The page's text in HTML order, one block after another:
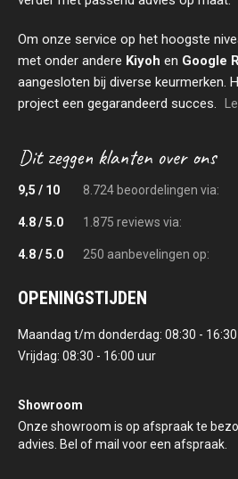
Om onze service op het hoogste
met onder andere Kiyoh en Google
aangesloten bij diverse keurmerken.
project een gegarandeerd succes.
9,5 / 10 8.724 beoordelingen via:
4.8 / 5.0 1.875 reviews via:
4.8 / 5.0 250 aanbevelingen op:
OPENINGSTIJDEN
Maandag t/m donderdag: 08:30 -
Vrijdag: 08:30 - 16:00 uur
Showroom
Onze showroom is op afspraak te
advies. Bel of mail voor een afspraak.